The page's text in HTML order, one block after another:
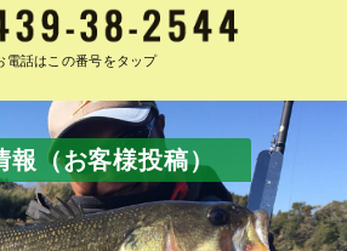
電話はこの番号をタップ
報（お客様投稿）